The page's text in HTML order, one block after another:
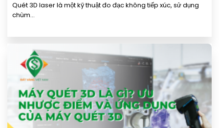
Quét 3D laser là một kỹ thuật đo đạc không tiếp xúc, sử dụng
chùm...